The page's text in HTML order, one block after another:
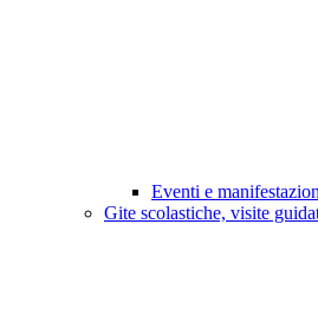
Eventi e
Gite scolastiche, visite